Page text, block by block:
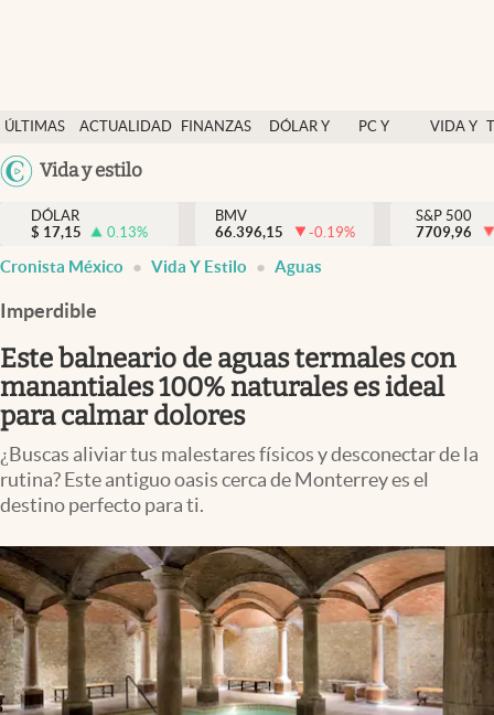
ÚLTIMAS
NOTICIAS
ACTUALIDAD
FINANZAS
DÓLAR Y
PC Y
VIDA Y
México
Vida y estilo
Actualidad
Finanzas y economía
Dólar y mercados
Pc y celular
Vida y estilo
Tv
Clima
Espiritualidad
Mediakit
abre en nueva pestaña
México
DÓLAR
$ 17,15 0.13%
BMV
66.396,15
-0.19%
S&P 500
7709,96
Cronista México Vida Y Estilo Aguas
Imperdible
Este balneario de aguas termales con
manantiales 100% naturales es ideal
para calmar dolores
¿Buscas aliviar tus malestares físicos y desconectar de la
rutina? Este antiguo oasis cerca de Monterrey es el
destino perfecto para ti.